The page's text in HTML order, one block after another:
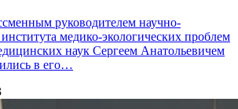
руководителем научно-
института медико-экологических проблем
наук Сергеем Анатольевичем
в его…